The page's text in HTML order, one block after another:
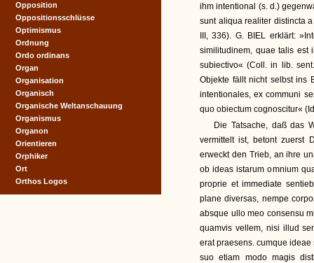
ihm intentional (s. d.)
sunt aliqua realiter distincta
III, 336). G. BIEL erklärt:
similitudinem, quae talis est
subiectivo« (Coll. in lib.
Objekte fällt nicht selbst ins
intentionales, ex communi
quo obiectum cognoscitur«
Die Tatsache, daß das
vermittelt ist, betont zuerst
erweckt den Trieb, an ihre
ob ideas istarum omnium
proprie et immediate
plane diversas, nempe
absque ullo meo consensu
quamvis vellem, nisi illud
erat praesens. cumque
suo etiam modo magis
Opposition
Oppositionsschlüsse
Optimismus
Ordnung
Ordo ordinans
Organ
Organisation
Organisch
Organische Weltanschauung
Organismus
Organon
Orientieren
Orphiker
Ort
Orthos Logos